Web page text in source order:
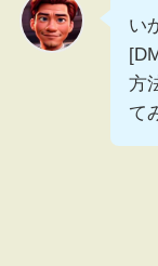
い
方
て